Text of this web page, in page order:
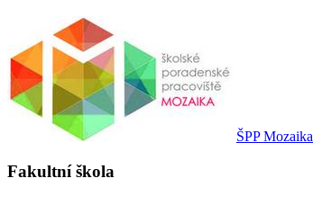
ŠPP Mozaika
Fakultní škola